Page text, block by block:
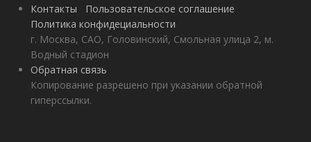
Контакты
Пользовательское соглашение
Политика конфидециальности
г. Москва, САО, Головинский, Смольная улица 2, м.
Водный стадион
Обратная связь
Копирование разрешено при указании обратной
гиперссылки.